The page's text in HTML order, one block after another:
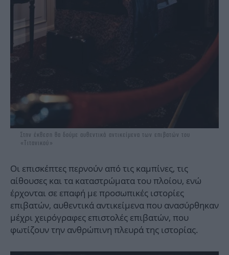
Στην έκθεση θα δούμε αυθεντικά αντικείμενα των επιβατών του
«Τιτανικού»
Οι επισκέπτες περνούν από τις καμπίνες, τις
αίθουσες και τα καταστρώματα του πλοίου, ενώ
έρχονται σε επαφή με προσωπικές ιστορίες
επιβατών, αυθεντικά αντικείμενα που ανασύρθηκαν
μέχρι χειρόγραφες επιστολές επιβατών, που
φωτίζουν την ανθρώπινη πλευρά της ιστορίας.